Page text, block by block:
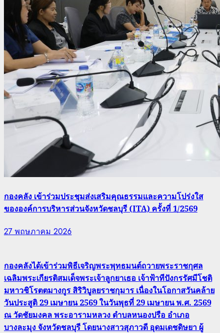
กองคลัง เข้าร่วมประชุมส่งเสริมคุณธรรมและความโปร่งใส
ขององค์การบริหารส่วนจังหวัดชลบุรี (ITA) ครั้งที่ 1/2569
27 พฤษภาคม 2026
กองคลังได้เข้าร่วมพิธีเจริญพระพุทธมนต์ถวายพระราชกุศล
เฉลิมพระเกียรติสมเด็จพระเจ้าลูกยาเธอ เจ้าฟ้าทีปังกรรัศมีโชติ
มหาวชิโรตตมางกูร สิริวิบูลยราชกุมาร เนื่องในโอกาสวันคล้าย
วันประสูติ 29 เมษายน 2569 ในวันพุธที่ 29 เมษายน พ.ศ. 2569
ณ วัดชัยมงคล พระอารามหลวง ตำบลหนองปรือ อำเภอ
บางละมุง จังหวัดชลบุรี โดยนางสาวสุภาวดี อุดมเดชดิษยา ผู้